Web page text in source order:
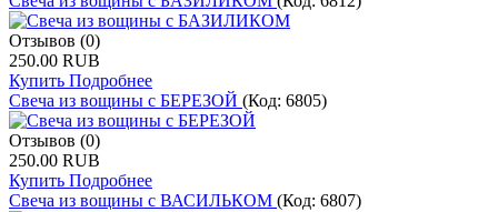
Отзывов (0)
250.00 RUB
Купить Подробнее
Свеча из вощины с БЕРЕЗОЙ (Код: 6805)
Отзывов (0)
250.00 RUB
Купить Подробнее
Свеча из вощины с ВАСИЛЬКОМ (Код: 6807)